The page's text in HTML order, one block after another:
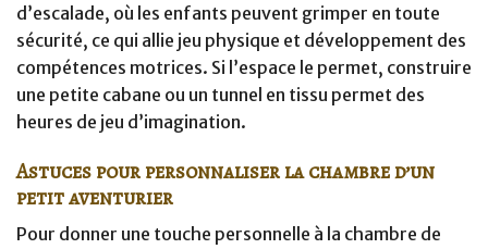
d’escalade, où les enfants peuvent grimper en toute
sécurité, ce qui allie jeu physique et développement des
compétences motrices. Si l’espace le permet, construire
une petite cabane ou un tunnel en tissu permet des
heures de jeu d’imagination.
Astuces pour personnaliser la chambre d’un
petit aventurier
Pour donner une touche personnelle à la chambre de